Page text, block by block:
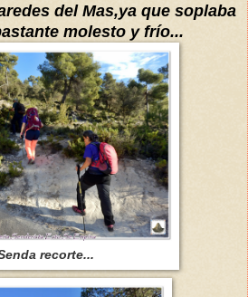
del Mas,ya que soplaba
molesto y frío...
recorte...